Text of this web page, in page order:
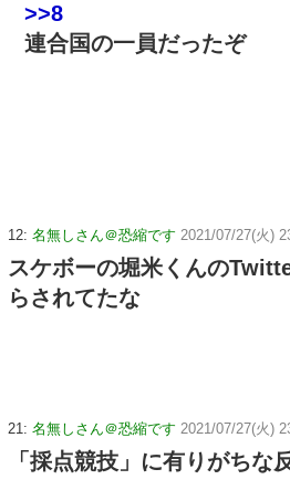
>>8
連合国の一員だったぞ
12: 名無しさん＠恐縮です 2021/07/27(火)
スケボーの堀米くんの
らされてたな
21: 名無しさん＠恐縮です 2021/07/27(火)
「採点競技」に有りがちな